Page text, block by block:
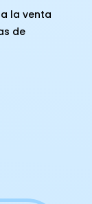
la venta
de